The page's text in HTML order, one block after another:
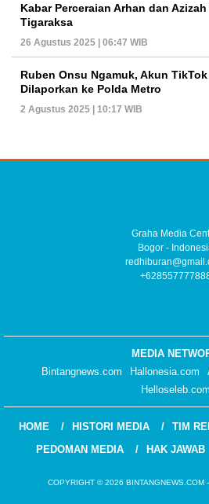
Kabar Perceraian Arhan dan
Tigaraksa
26 Agustus 2025 | 06:47 WIB
Ruben Onsu Ngamuk, Akun
Dilaporkan ke Polda Metro
2 Agustus 2025 | 10:17 WIB
Graha Media
Bogor -
MEDIA
Bintangnews.com
Hallonesia.com
Helloseleb.com
HOME HISTORI MEDIA TIM
PEDOMAN MEDIA
HAK JAWAB
COPYRIGHT © 2026 BINTANGNEWS.COM